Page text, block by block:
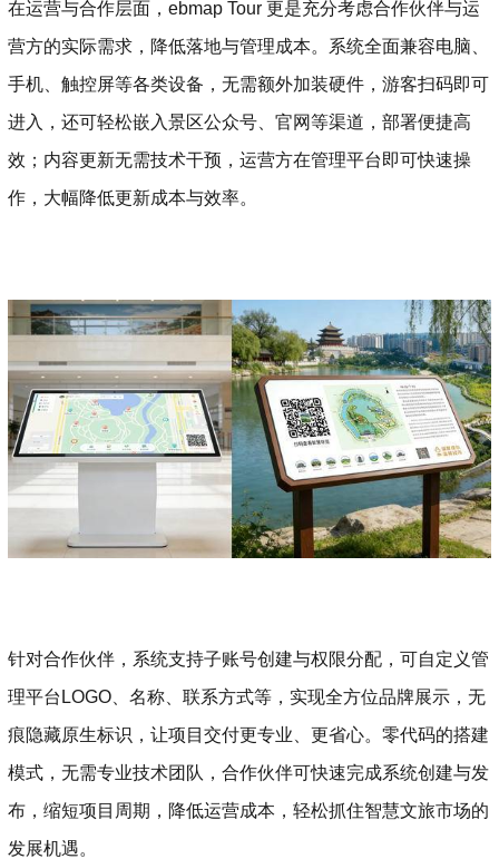
在运营与合作层面，ebmap Tour 更是充分考虑合作伙伴与运
营方的实际需求，降低落地与管理成本。系统全面兼容电脑、
手机、触控屏等各类设备，无需额外加装硬件，游客扫码即可
进入，还可轻松嵌入景区公众号、官网等渠道，部署便捷高
效；内容更新无需技术干预，运营方在管理平台即可快速操
作，大幅降低更新成本与效率。
针对合作伙伴，系统支持子账号创建与权限分配，可自定义管
理平台LOGO、名称、联系方式等，实现全方位品牌展示，无
痕隐藏原生标识，让项目交付更专业、更省心。零代码的搭建
模式，无需专业技术团队，合作伙伴可快速完成系统创建与发
布，缩短项目周期，降低运营成本，轻松抓住智慧文旅市场的
发展机遇。